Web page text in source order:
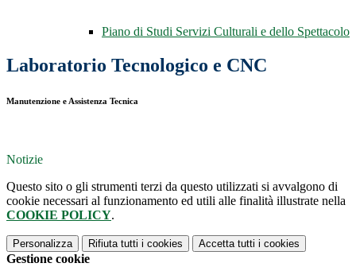
Piano di Studi Servizi Culturali e dello Spettacolo
Laboratorio Tecnologico e CNC
Manutenzione e Assistenza Tecnica
Notizie
Questo sito o gli strumenti terzi da questo utilizzati si avvalgono di
cookie necessari al funzionamento ed utili alle finalità illustrate nella
COOKIE POLICY.
Personalizza Rifiuta tutti i cookies Accetta tutti i cookies
Gestione cookie